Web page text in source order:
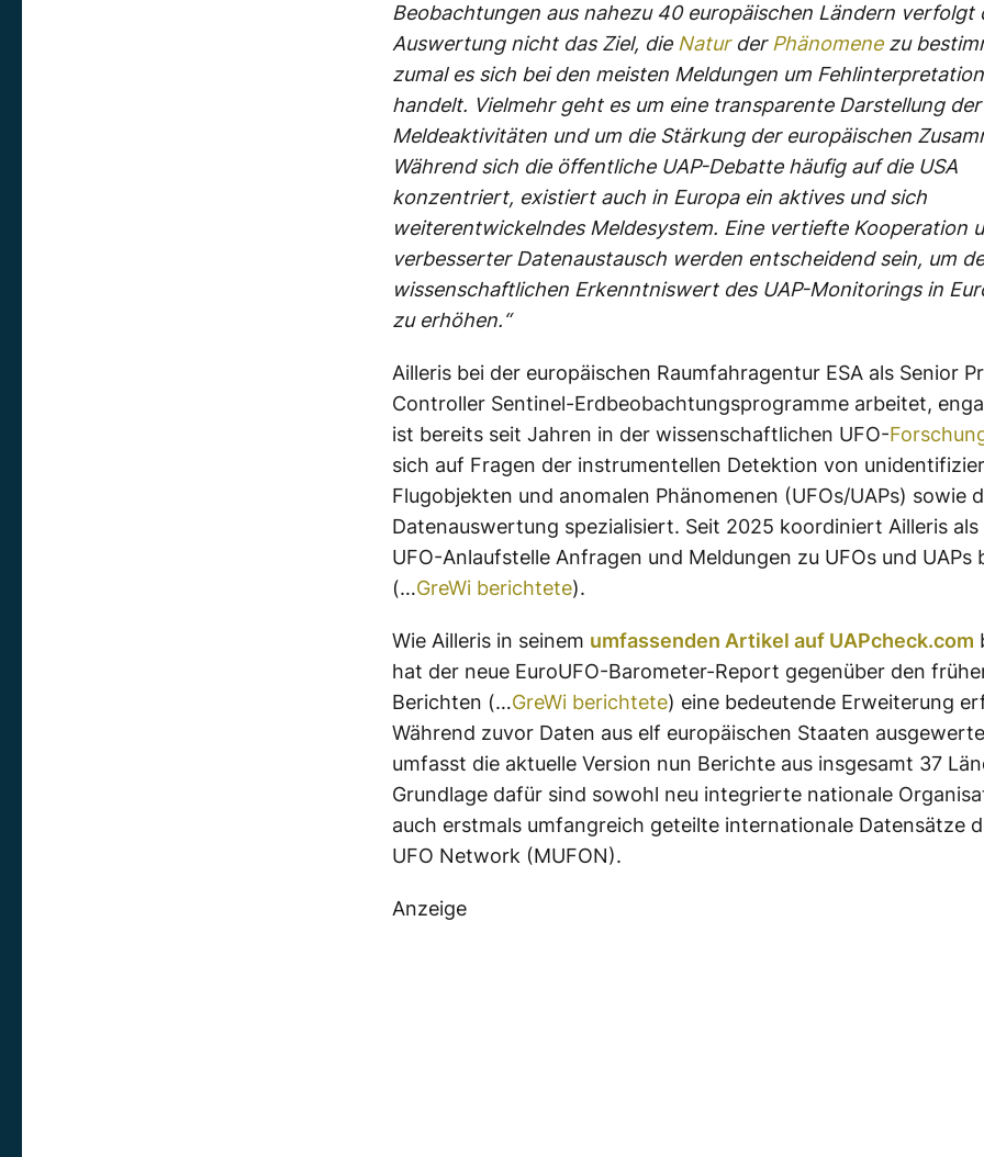
Beobachtungen aus nahezu 40 europäischen Ländern verfolgt
Auswertung nicht das Ziel, die NaturderPhänomenezu
zumal es sich bei den meisten Meldungen um
handelt. Vielmehr geht es um eine transparente Darstellung der
Meldeaktivitäten und um die Stärkung der europäischen
Während sich die öffentliche UAP-Debatte häufig auf die USA
konzentriert, existiert auch in Europa ein aktives und sich
weiterentwickelndes Meldesystem. Eine vertiefte Kooperation
verbesserter Datenaustausch werden entscheidend sein, um
wissenschaftlichen Erkenntniswert des UAP-Monitorings in
zu erhöhen.“
Ailleris bei der europäischen Raumfahragentur ESA als Senior
Controller Sentinel-Erdbeobachtungsprogramme arbeitet,
ist bereits seit Jahren in der wissenschaftlichen UFO-
sich auf Fragen der instrumentellen Detektion von
Flugobjekten und anomalen Phänomenen (UFOs/UAPs) sowie
Datenauswertung spezialisiert. Seit 2025 koordiniert Ailleris
UFO-Anlaufstelle Anfragen und Meldungen zu UFOs und UAPs
(…GreWi berichtete).
Wie Ailleris in seinem umfassenden Artikel auf UAPcheck.com
hat der neue EuroUFO-Barometer-Report gegenüber den
Berichten (…GreWi berichtete) eine bedeutende Erweiterung
Während zuvor Daten aus elf europäischen Staaten
umfasst die aktuelle Version nun Berichte aus insgesamt 37
Grundlage dafür sind sowohl neu integrierte nationale
auch erstmals umfangreich geteilte internationale Datensätze
UFO Network (MUFON).
Anzeige